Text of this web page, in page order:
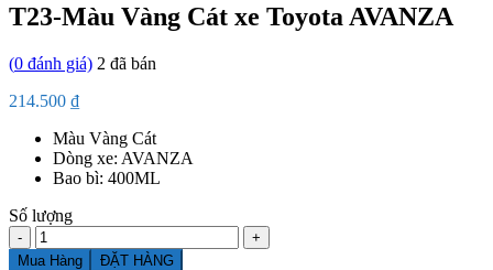
T23-Màu Vàng Cát xe Toyota AVANZA
(0 đánh giá) 2 đã bán
214.500 ₫
Màu Vàng Cát
Dòng xe: AVANZA
Bao bì: 400ML
Số lượng
Số
lượng
Mua Hàng ĐẶT HÀNG